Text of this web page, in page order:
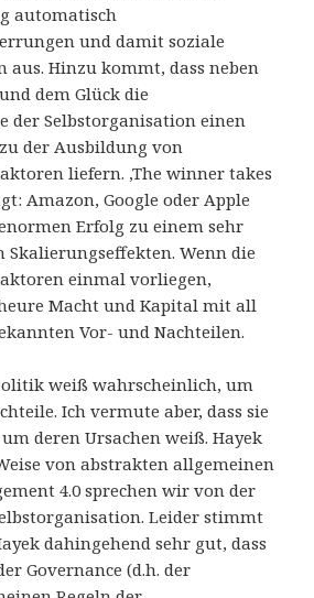
automatisch
und damit soziale
aus. Hinzu kommt, dass neben
dem Glück die
der Selbstorganisation einen
der Ausbildung von
liefern. ‚The winner takes
Amazon, Google oder Apple
Erfolg zu einem sehr
Skalierungseffekten. Wenn die
einmal vorliegen,
Macht und Kapital mit all
Vor- und Nachteilen.
weiß wahrscheinlich, um
Ich vermute aber, dass sie
deren Ursachen weiß. Hayek
von abstrakten allgemeinen
4.0 sprechen wir von der
Leider stimmt
dahingehend sehr gut, dass
Governance (d.h. der